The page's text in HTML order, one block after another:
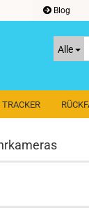
Blog
Alle